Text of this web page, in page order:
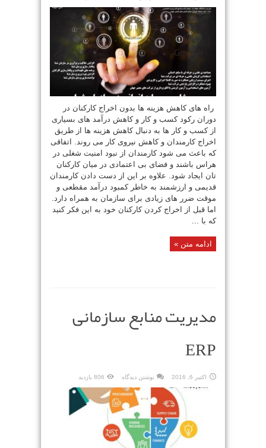
راه های کاهش هزینه ها بدون اخراج کارکنان در
دوران رکود کسب و کار و کاهش درآمد های بسیاری
از کسب و کار ها به دنبال کاهش هزینه ها از طریق
اخراج کارمندان و کاهش نیروی کار می روند. اتفاقی
که باعث می شود کارمندان از نبود امنیت شغلی در
هراس باشند و فضای بی اعتمادی در میان کارکنان
تان ایجاد شود. علاوه بر این از دست دادن کارمندان
قدیمی و ارزشمند به خاطر کمبود درآمد مقطعی و
موقت ضرر های زیادی برای سازمان به همراه دارد.
اما قبل از اخراج کردن کارکنان خود به این فکر کنید
که با ...
ادامه متن »
مدیریت منابع سازمانی
ERP
اکتبر 6, 2016 نوشتن دیدگاه 806 بازدید